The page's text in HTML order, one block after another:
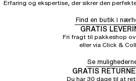
Erfaring og ekspertise, der sikrer den
Find en butik i
GRATIS
Fri fragt til pakkeshop
eller via Click &
Se
GRATIS
Du har 30 dage til at